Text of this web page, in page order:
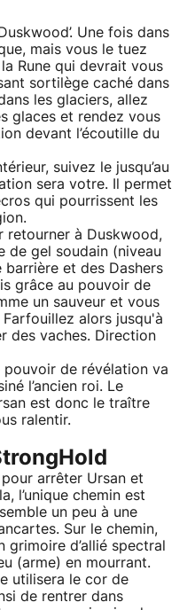
Une fois dans
mais vous le tuez
Rune qui devrait vous
sortilège caché dans
les glaciers, allez
glaces et rendez vous
devant l’écoutille du
suivez le jusqu’au
sera votre. Il permet
qui pourrissent les
retourner à Duskwood,
de gel soudain (niveau
et des Dashers
grâce au pouvoir de
un sauveur et vous
alors jusqu'à
des vaches. Direction
pouvoir de révélation va
l’ancien roi. Le
est donc le traître
ralentir.
arrêter Ursan et
l’unique chemin est
un peu à une
Sur le chemin,
grimoire d’allié spectral
(arme) en mourrant.
utilisera le cor de
de rentrer dans